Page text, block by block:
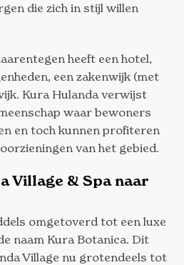
die zich in stijl willen
heeft een hotel,
een zakenwijk (met
Kura Hulanda verwijst
waar bewoners
en toch kunnen profiteren
van het gebied.
Village & Spa naar
omgetoverd tot een luxe
naam Kura Botanica. Dit
Village nu grotendeels tot